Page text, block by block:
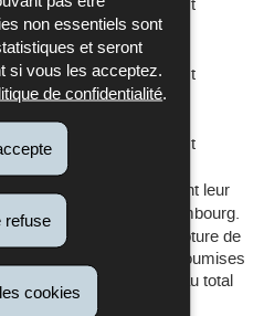
non essentiels sont
et seront
si vous les acceptez.
de confidentialité.
refuse
cookies
le total du bilan est
et inférieur ou égal à
le total du bilan est
et inférieur ou égal à
le total du bilan est
à caractère collectif ayant leur
centrale au Luxembourg.
du dernier bilan de clôture de
des collectivités non soumises
du bilan correspond au total
d’un bilan.